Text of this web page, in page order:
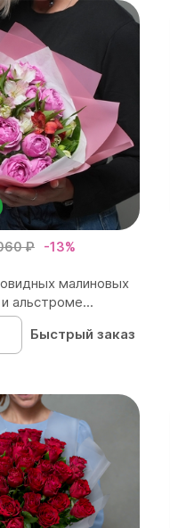
₽ -13%
малиновых
альстроме...
Быстрый заказ